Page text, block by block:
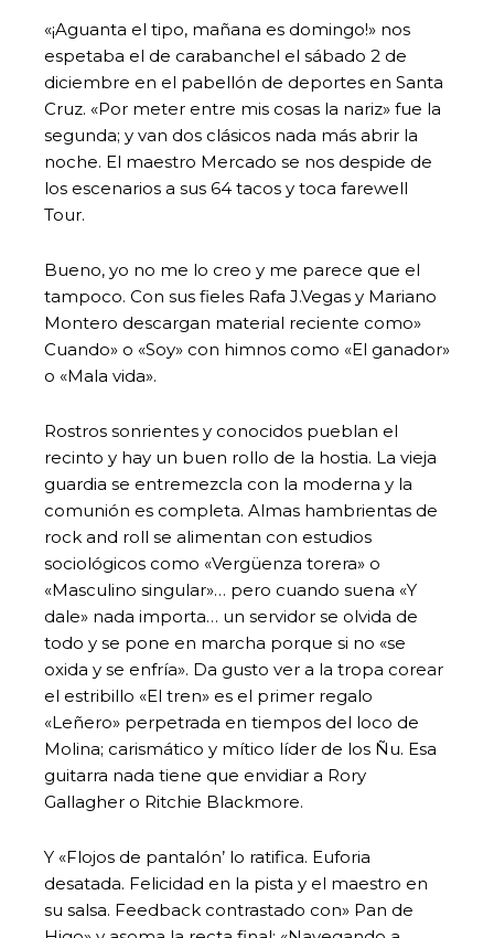
«¡Aguanta el tipo, mañana es domingo!» nos
espetaba el de carabanchel el sábado 2 de
diciembre en el pabellón de deportes en Santa
Cruz. «Por meter entre mis cosas la nariz» fue la
segunda; y van dos clásicos nada más abrir la
noche. El maestro Mercado se nos despide de
los escenarios a sus 64 tacos y toca farewell
Tour.
Bueno, yo no me lo creo y me parece que el
tampoco. Con sus fieles Rafa J.Vegas y Mariano
Montero descargan material reciente como»
Cuando» o «Soy» con himnos como «El ganador»
o «Mala vida».
Rostros sonrientes y conocidos pueblan el
recinto y hay un buen rollo de la hostia. La vieja
guardia se entremezcla con la moderna y la
comunión es completa. Almas hambrientas de
rock and roll se alimentan con estudios
sociológicos como «Vergüenza torera» o
«Masculino singular»… pero cuando suena «Y
dale» nada importa… un servidor se olvida de
todo y se pone en marcha porque si no «se
oxida y se enfría». Da gusto ver a la tropa corear
el estribillo «El tren» es el primer regalo
«Leñero» perpetrada en tiempos del loco de
Molina; carismático y mítico líder de los Ñu. Esa
guitarra nada tiene que envidiar a Rory
Gallagher o Ritchie Blackmore.
Y «Flojos de pantalón’ lo ratifica. Euforia
desatada. Felicidad en la pista y el maestro en
su salsa. Feedback contrastado con» Pan de